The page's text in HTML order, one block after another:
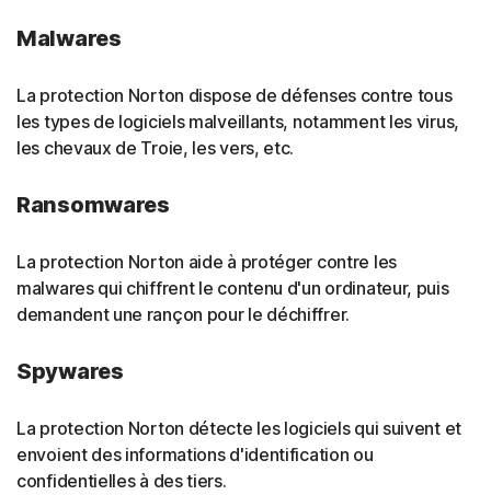
Malwares
La protection Norton dispose de défenses contre tous
les types de logiciels malveillants, notamment les virus,
les chevaux de Troie, les vers, etc.
Ransomwares
La protection Norton aide à protéger contre les
malwares qui chiffrent le contenu d'un ordinateur, puis
demandent une rançon pour le déchiffrer.
Spywares
La protection Norton détecte les logiciels qui suivent et
envoient des informations d'identification ou
confidentielles à des tiers.